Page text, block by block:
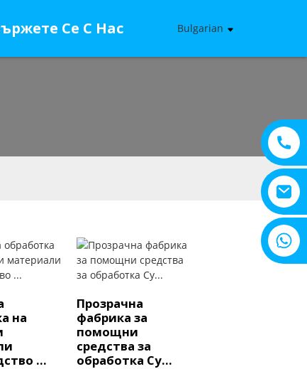
Се С Нас Bulgarian
на
...
Прозрачна
фабрика за
помощни
средства за
обработка Су...